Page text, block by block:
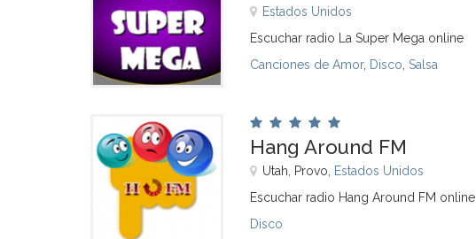
Estados Unidos
Escuchar radio La Super Mega online
Canciones de Amor, Disco Salsa
Hang Around FM
Utah, Provo,
Estados Unidos
Escuchar radio Hang Around FM online
Disco